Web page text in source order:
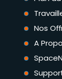
Nos
A